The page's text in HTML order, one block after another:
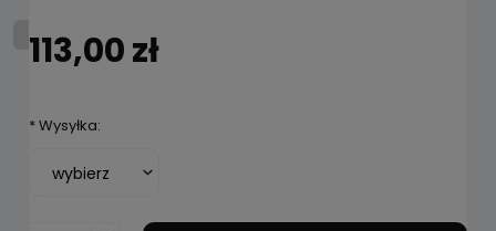
113,00 zł
*Wysyłka: